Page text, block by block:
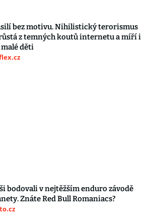
bez motivu. Nihilistický terorismus
z temných koutů internetu a míří i
děti
bodovali v nejtěžším enduro závodě
Znáte Red Bull Romaniacs?